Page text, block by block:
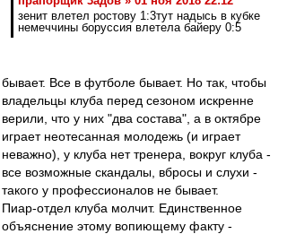
зенит влетел ростову 1:3тут надысь в кубке
немеччины боруссия влетела байеру 0:5
бывает. Все в футболе бывает. Но так, чтобы
владельцы клуба перед сезоном искренне
верили, что у них "два состава", а в октябре
играет неотесанная молодежь (и играет
неважно), у клуба нет тренера, вокруг клуба -
все возможные скандалы, вбросы и слухи -
такого у профессионалов не бывает.
Пиар-отдел клуба молчит. Единственное
объяснение этому вопиющему факту -